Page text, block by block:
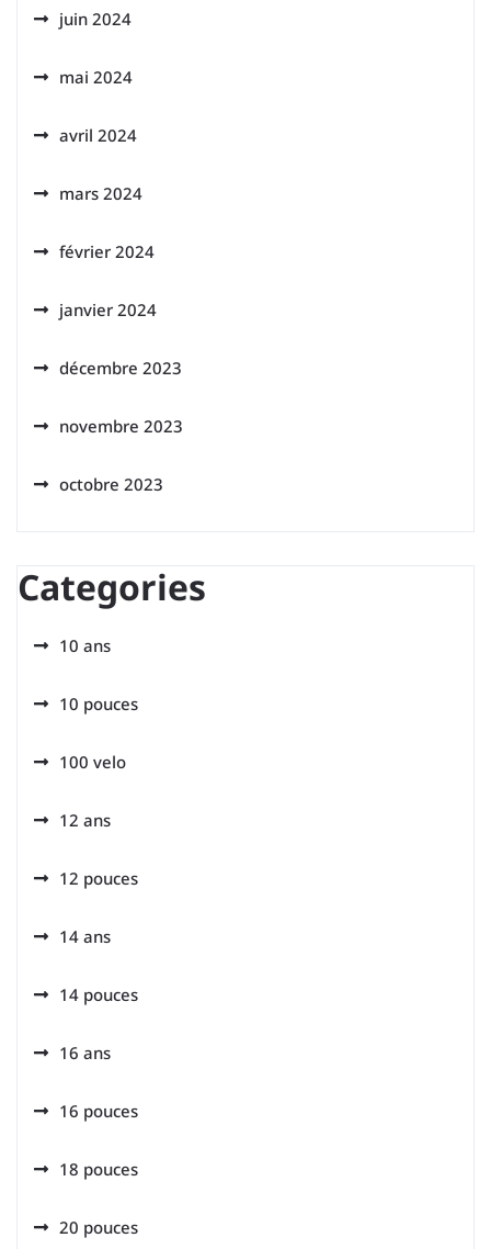
juin 2024
mai 2024
avril 2024
mars 2024
février 2024
janvier 2024
décembre 2023
novembre 2023
octobre 2023
Categories
10 ans
10 pouces
100 velo
12 ans
12 pouces
14 ans
14 pouces
16 ans
16 pouces
18 pouces
20 pouces